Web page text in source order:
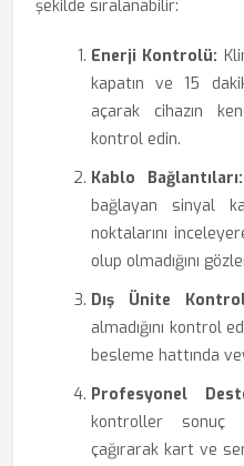
şekilde sıralanabilir:
Enerji Kontrolü:
kapatın ve 15
açarak cihazın
kontrol edin.
Kablo Bağlantıları:
bağlayan sinyal
noktalarını
olup olmadığını
Dış Ünite
almadığını kontrol
besleme hattında
Profesyonel
kontroller sonuç
çağırarak kart ve